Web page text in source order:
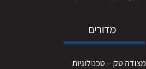
מדורים
מצודה טק – טכנולוגיות